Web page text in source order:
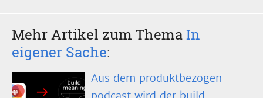
Mehr Artikel zum ThemaIn
eigener Sache:
Aus dem produktbezogen
podcast wird der build